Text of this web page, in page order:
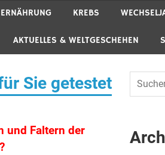
ERNÄHRUNG KREBS
AKTUELLES & WELTGESCHEHEN
Sie getestet
und Faltern der